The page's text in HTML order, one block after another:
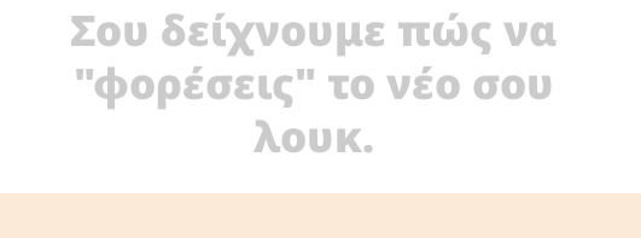
Σου δείχνουμε πώς να
"φορέσεις" το νέο σου
λουκ.